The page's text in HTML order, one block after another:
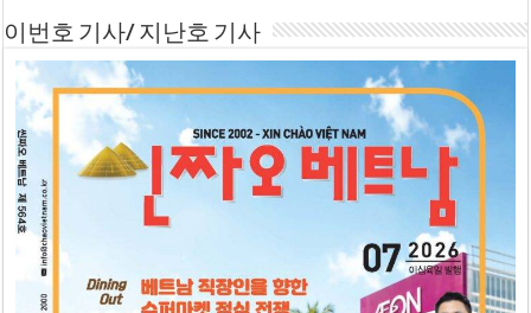
이번호 기사/ 지난호 기사